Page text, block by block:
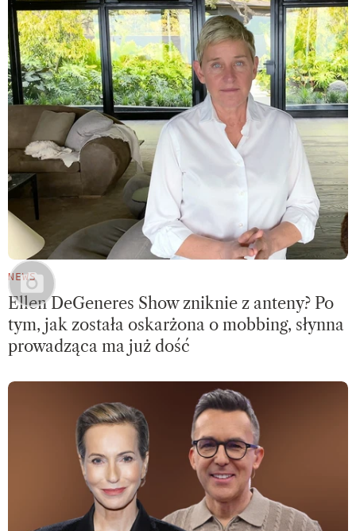
NEWS
Ellen DeGeneres Show zniknie z anteny? Po
tym, jak została oskarżona o mobbing, słynna
prowadząca ma już dość